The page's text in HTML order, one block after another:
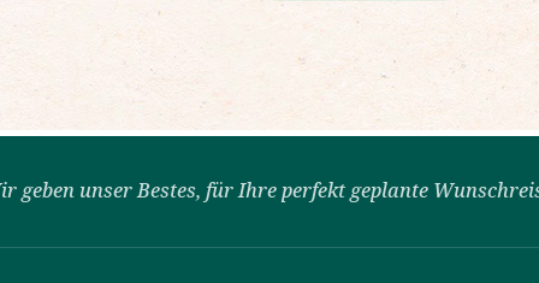
geben unser Bestes, für Ihre perfekt geplante